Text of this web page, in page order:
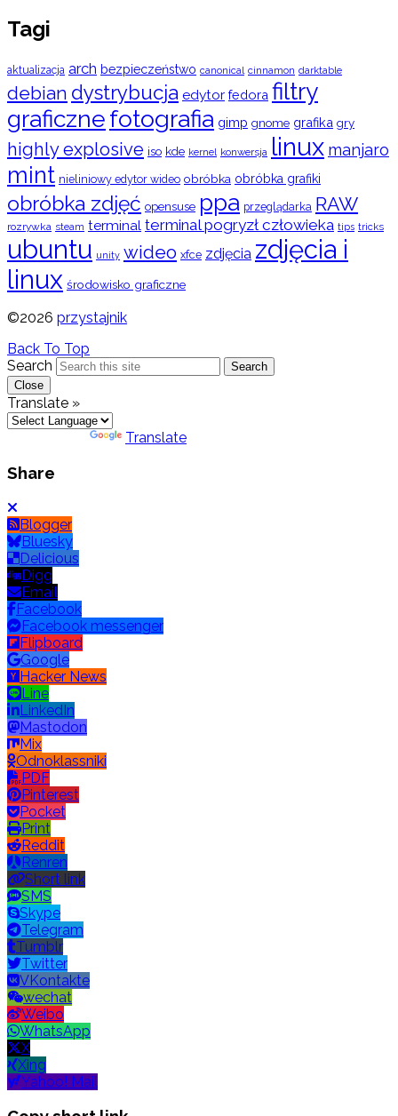
Tagi
aktualizacja arch bezpieczeństwo canonical cinnamon darktable
debian dystrybucja edytor fedora filtry
graficznefotografia gimp gnome grafika gry
highly explosive iso kde kernel konwersja linux manjaro
mint nieliniowy edytor wideo obróbka obróbka grafiki
obróbka zdjęć opensuse ppa przeglądarka RAW
rozrywka steam terminal terminal pogryzł człowieka tips tricks
ubuntu unity wideo xfce zdjęcia zdjęcia i
linux środowisko graficzne
©2026 przystajnik
Back To Top
Search
Search
Close
Translate »
Translate
Share
Blogger
Bluesky
Delicious
Digg
Email
Facebook
Facebook messenger
Flipboard
Google
Hacker News
Line
LinkedIn
Mastodon
Mix
Odnoklassniki
PDF
Pinterest
Pocket
Print
Reddit
Renren
Short link
SMS
Skype
Telegram
Tumblr
Twitter
VKontakte
wechat
Weibo
WhatsApp
X
Xing
Yahoo! Mail